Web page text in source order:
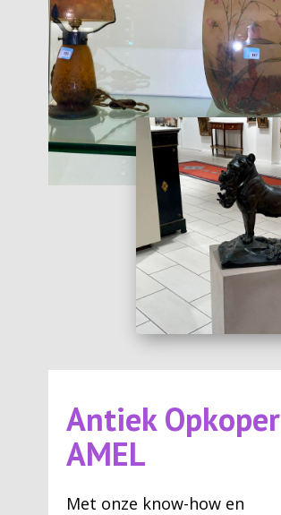
Antiek Opkoper
AMEL
Met onze know-how en